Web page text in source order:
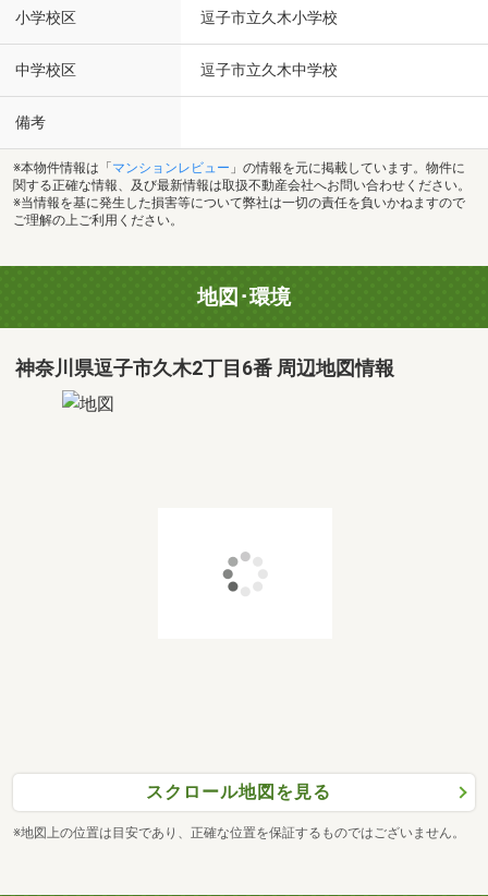
小学校区 逗子市立久木小学校
中学校区 逗子市立久木中学校
備考
※本物件情報は「 マンションレビュー 」の情報を元に掲載しています。物件に
関する正確な情報、及び最新情報は取扱不動産会社へお問い合わせください。
※当情報を基に発生した損害等について弊社は一切の責任を負いかねますので
ご理解の上ご利用ください。
地図･環境
神奈川県逗子市久木2丁目6番 周辺地図情報
スクロール地図を見る
※地図上の位置は目安であり、正確な位置を保証するものではございません。